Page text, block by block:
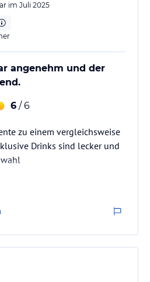
im Juli 2025
angenehm und der
6 / 6
zu einem vergleichsweise
Drinks sind lecker und